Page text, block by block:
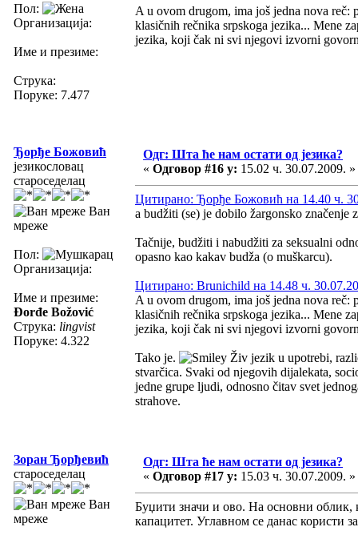
Пол:
Организација:
Име и презиме:
Струка:
Поруке: 7.477
A u ovom drugom, ima još jedna nova reč:
klasičnih rečnika srpskoga jezika... Mene
jezika, koji čak ni svi njegovi izvorni
Ђорђе Божовић
језикословац
староседелац
Ван
мреже
Пол:
Организација:
Име и презиме:
Đorđe Božović
Струка: lingvist
Поруке: 4.322
Одг: Шта ће нам остати од језика?
« Одговор #16 у: 15.02 ч. 30.07.2009. »
Цитирано: Ђорђе Божовић на 14.40 ч.
a budžiti (se) je dobilo žargonsko značenje
Tačnije, budžiti i nabudžiti za seksualni
opasno kao kakav budža (o muškarcu).
Цитирано: Brunichild на 14.48 ч.
A u ovom drugom, ima još jedna nova reč:
klasičnih rečnika srpskoga jezika... Mene
jezika, koji čak ni svi njegovi izvorni
Tako je.
Živ jezik u upotrebi,
stvarčica. Svaki od njegovih dijalekata,
jedne grupe ljudi, odnosno čitav svet
strahove.
Зоран Ђорђевић
староседелац
Ван
мреже
Одг: Шта ће нам остати од језика?
« Одговор #17 у: 15.03 ч. 30.07.2009. »
Буџити значи и ово. На основни облик,
капацитет. Углавном се данас користи